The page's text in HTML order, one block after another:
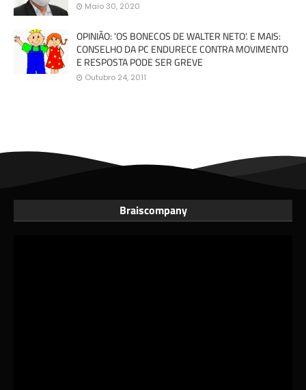
Maio 30, 2020
OPINIÃO: 'OS BONECOS DE WALTER NETO'. E MAIS:
CONSELHO DA PC ENDURECE CONTRA MOVIMENTO
E RESPOSTA PODE SER GREVE
Outubro 24, 2011
Braiscompany